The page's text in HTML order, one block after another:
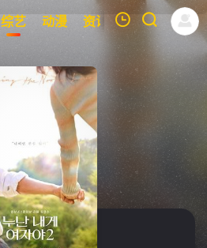
综艺 动漫 资讯 明星 周表
暂无观看影片的记录